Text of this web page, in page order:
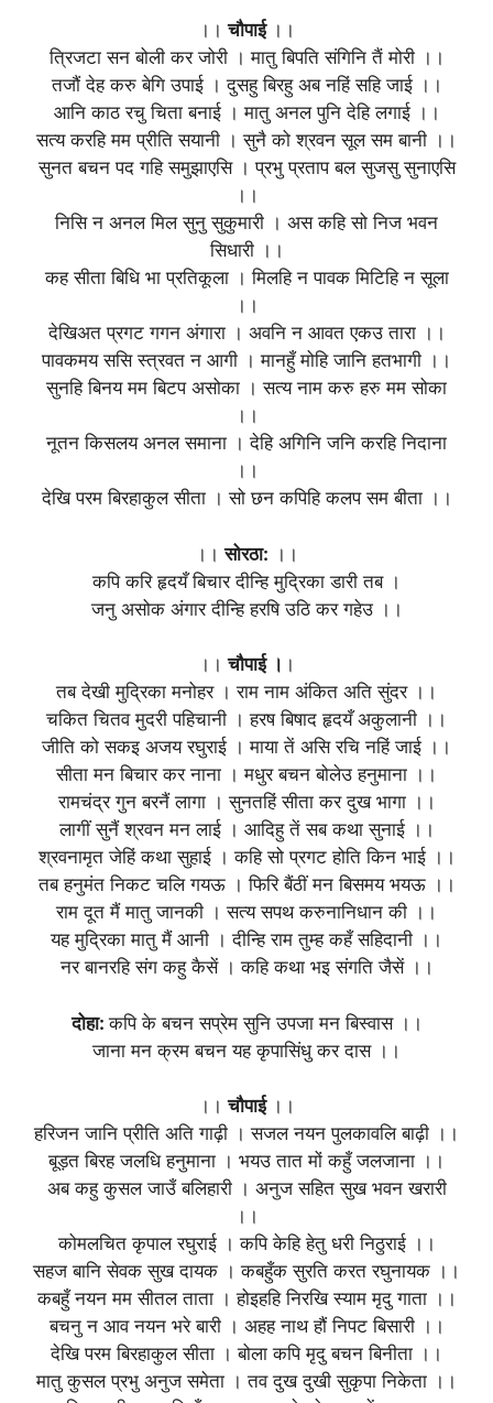
।।चौपाई ।।
त्रिजटा सन बोली कर जोरी । मातु बिपति संगिनि तैं मोरी ।।
तजौं देह करु बेगि उपाई । दुसहु बिरहु अब नहिं सहि जाई ।।
आनि काठ रचु चिता बनाई । मातु अनल पुनि देहि लगाई ।।
सत्य करहि मम प्रीति सयानी । सुनै को श्रवन सूल सम बानी ।।
सुनत बचन पद गहि समुझाएसि । प्रभु प्रताप बल सुजसु सुनाएसि
।।
निसि न अनल मिल सुनु सुकुमारी । अस कहि सो निज भवन
सिधारी ।।
कह सीता बिधि भा प्रतिकूला । मिलहि न पावक मिटिहि न सूला
।।
देखिअत प्रगट गगन अंगारा । अवनि न आवत एकउ तारा ।।
पावकमय ससि स्त्रवत न आगी । मानहुँ मोहि जानि हतभागी ।।
सुनहि बिनय मम बिटप असोका । सत्य नाम करु हरु मम सोका
।।
नूतन किसलय अनल समाना । देहि अगिनि जनि करहि निदाना
।।
देखि परम बिरहाकुल सीता । सो छन कपिहि कलप सम बीता ।।
।।सोरठा: ।।
कपि करि हृदयँ बिचार दीन्हि मुद्रिका डारी तब ।
जनु असोक अंगार दीन्हि हरषि उठि कर गहेउ ।।
।।चौपाई । ।
तब देखी मुद्रिका मनोहर । राम नाम अंकित अति सुंदर ।।
चकित चितव मुदरी पहिचानी । हरष बिषाद हृदयँ अकुलानी ।।
जीति को सकइ अजय रघुराई । माया तें असि रचि नहिं जाई ।।
सीता मन बिचार कर नाना । मधुर बचन बोलेउ हनुमाना ।।
रामचंद्र गुन बरनैं लागा । सुनतहिं सीता कर दुख भागा ।।
लागीं सुनैं श्रवन मन लाई । आदिहु तें सब कथा सुनाई ।।
श्रवनामृत जेहिं कथा सुहाई । कहि सो प्रगट होति किन भाई ।।
तब हनुमंत निकट चलि गयऊ । फिरि बैंठीं मन बिसमय भयऊ ।।
राम दूत मैं मातु जानकी । सत्य सपथ करुनानिधान की ।।
यह मुद्रिका मातु मैं आनी । दीन्हि राम तुम्ह कहँ सहिदानी ।।
नर बानरहि संग कहु कैसें । कहि कथा भइ संगति जैसें ।।
दोहा:कपि के बचन सप्रेम सुनि उपजा मन बिस्वास ।।
जाना मन क्रम बचन यह कृपासिंधु कर दास ।।
।।चौपाई ।।
हरिजन जानि प्रीति अति गाढ़ी । सजल नयन पुलकावलि बाढ़ी ।।
बूड़त बिरह जलधि हनुमाना । भयउ तात मों कहुँ जलजाना ।।
अब कहु कुसल जाउँ बलिहारी । अनुज सहित सुख भवन खरारी
।।
कोमलचित कृपाल रघुराई । कपि केहि हेतु धरी निठुराई ।।
सहज बानि सेवक सुख दायक । कबहुँक सुरति करत रघुनायक ।।
कबहुँ नयन मम सीतल ताता । होइहहि निरखि स्याम मृदु गाता ।।
बचनु न आव नयन भरे बारी । अहह नाथ हौं निपट बिसारी ।।
देखि परम बिरहाकुल सीता । बोला कपि मृदु बचन बिनीता ।।
मातु कुसल प्रभु अनुज समेता । तव दुख दुखी सुकृपा निकेता ।।